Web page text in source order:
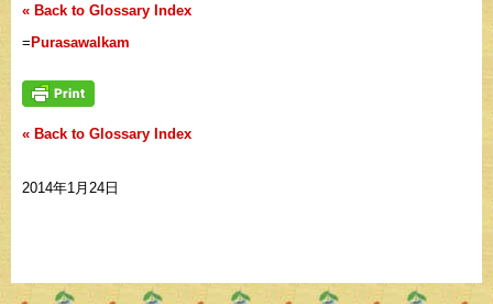
« Back to Glossary Index
= Purasawalkam
« Back to Glossary Index
2014年1月24日